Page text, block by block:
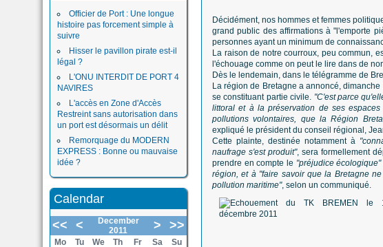
Officier de Port : Une longue
histoire pas forcement simple à
suivre
Hisser le pavillon pirate est-il
légal ?
L'ONU INTERDIT DE PORT 4
NAVIRES
L'accès en Zone d'Accès
Restreint sans autorisation dans
un port est désormais un délit
Remorquage du MODERN
EXPRESS : Bonne ou mauvaise
idée ?
Calendar
<<
<
December
2011
> >>
Mo Tu We Th Fr Sa
Su
Décidément, nos hommes et femmes
grand public des affirmations à "l'emporte
personnes ayant un minimum de
La raison de notre courroux, peu commun,
l'échouage comme on peut le lire dans de
Dès le lendemain, dans le télégramme de
La région de Bretagne a annoncé,
se constituant partie civile. "C'est parce
littoral et à la préservation de ses
pollutions volontaires, que la Région
expliqué le président du conseil régional,
Cette plainte, destinée notamment à
naufrage s'est produit", sera formellement
prendre en compte le "préjudice
région, et à "faire savoir que la Bretagne
pollution maritime", selon un communiqué.